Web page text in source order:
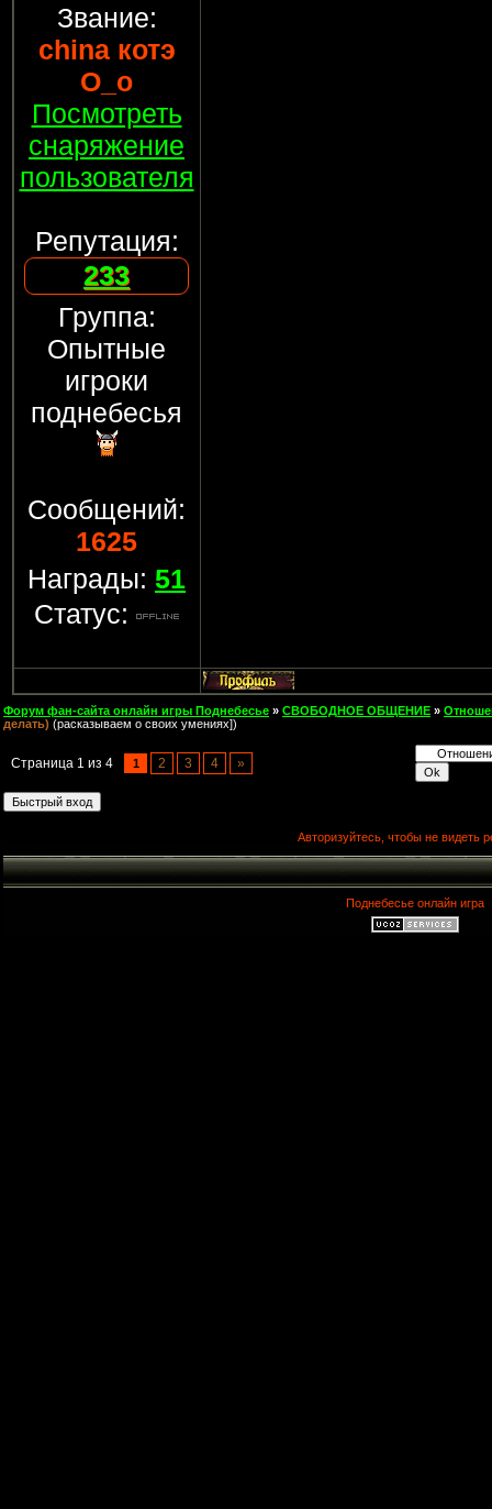
Звание:
china котэ
О_о
Посмотреть
снаряжение
пользователя
Репутация:
233
Группа:
Опытные
игроки
поднебесья
Сообщений:
1625
Награды: 51
Статус:
Форум фан-сайта онлайн игры Поднебесье » СВОБОДНОЕ ОБЩЕНИЕ »
делать) (расказываем о своих умениях])
Страница 1 из 4 1 2 3 4 »
Авторизуйтесь, чтобы не видеть
Поднебесье онлайн игра